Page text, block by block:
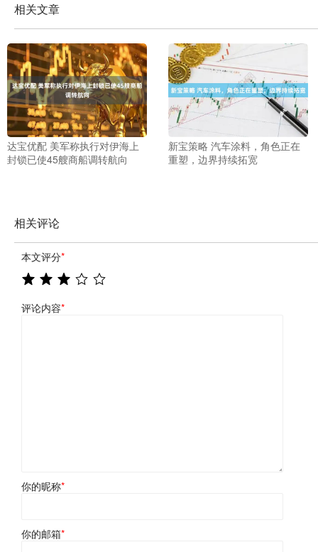
相关文章
达宝优配 美军称执行对伊海上
封锁已使45艘商船调转航向
新宝策略 汽车涂料，角色正在
重塑，边界持续拓宽
相关评论
本文评分*
评论内容*
你的昵称*
你的邮箱*